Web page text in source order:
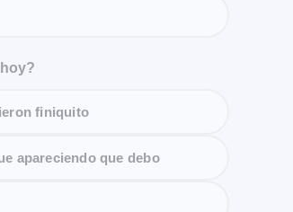
finiquito
apareciendo que debo